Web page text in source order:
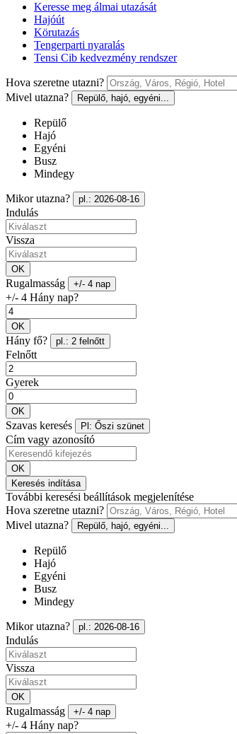
Keresse meg álmai utazását
Hajóút
Körutazás
Tengerparti nyaralás
Tensi Cib kedvezmény rendszer
Hova szeretne utazni?
Mivel utazna?
Repülő, hajó, egyéni...
Repülő
Hajó
Egyéni
Busz
Mindegy
Mikor utazna? pl.: 2026-08-16
Indulás
Vissza
OK
Rugalmasság +/- 4 nap
+/- 4 Hány nap?
OK
Hány fő? pl.: 2 felnőtt
Felnőtt
Gyerek
OK
Szavas keresés Pl: Őszi szünet
Cím vagy azonosító
OK
Keresés indítása
További keresési beállítások megjelenítése
Hova szeretne utazni?
Mivel utazna?
Repülő, hajó, egyéni...
Repülő
Hajó
Egyéni
Busz
Mindegy
Mikor utazna? pl.: 2026-08-16
Indulás
Vissza
OK
Rugalmasság +/- 4 nap
+/- 4 Hány nap?